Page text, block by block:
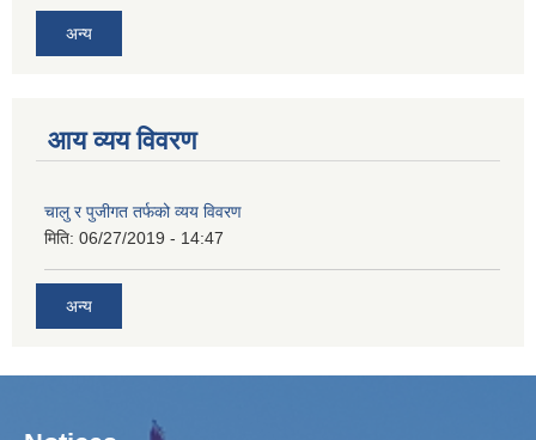
अन्य
आय व्यय विवरण
चालु र पुजीगत तर्फको व्यय विवरण
मिति: 06/27/2019 - 14:47
अन्य